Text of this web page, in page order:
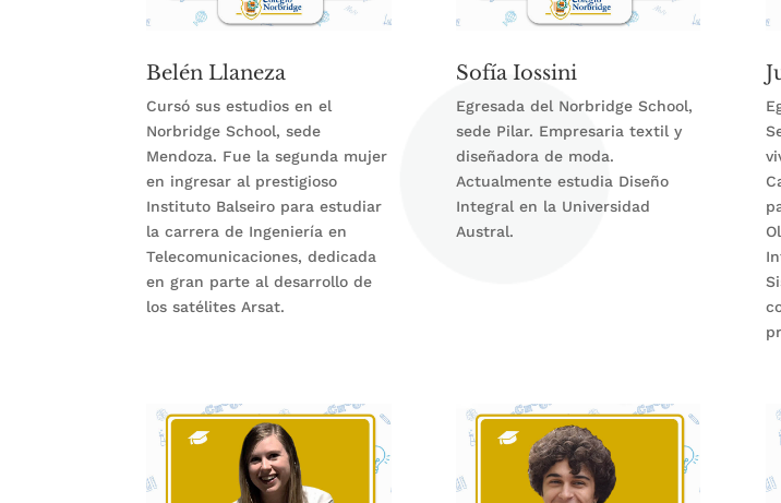
Belén Llaneza
Cursó sus estudios en el
Norbridge School, sede
Mendoza. Fue la segunda mujer
en ingresar al prestigioso
Instituto Balseiro para estudiar
la carrera de Ingeniería en
Telecomunicaciones, dedicada
en gran parte al desarrollo de
los satélites Arsat.
Sofía Iossini
Egresada del Norbridge School,
sede Pilar. Empresaria textil y
diseñadora de moda.
Actualmente estudia Diseño
Integral en la Universidad
Austral.